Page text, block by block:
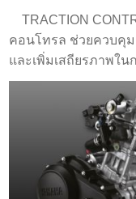
TRACTION
คอนโทรล ช่วยควบคุ
และเพิ่มเสถียรภาพใน